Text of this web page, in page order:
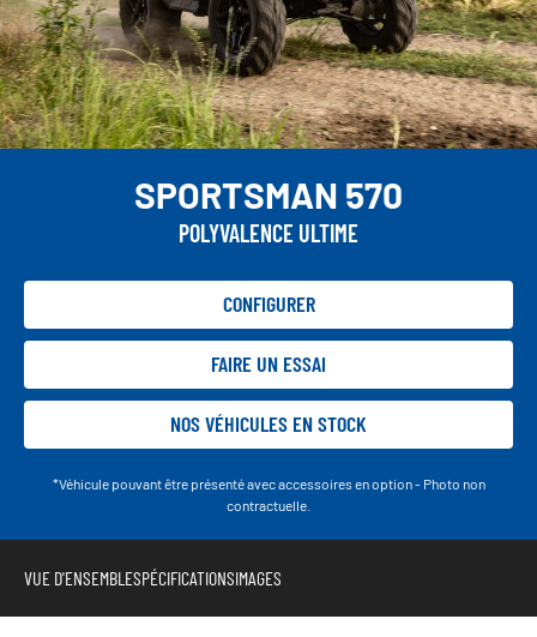
SPORTSMAN 570
POLYVALENCE ULTIME
CONFIGURER
FAIRE UN ESSAI
NOS VÉHICULES EN STOCK
*Véhicule pouvant être présenté avec accessoires en option - Photo non
contractuelle.
VUE D'ENSEMBLESPÉCIFICATIONSIMAGES